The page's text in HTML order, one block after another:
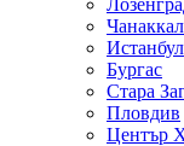
Истанбул
Бургас
Стара
Пловдив
Център